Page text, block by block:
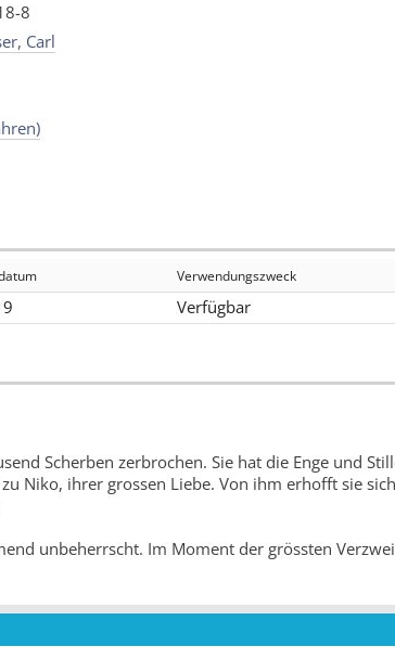
8
Carl
Verwendungszweck
Verfügbar
Scherben zerbrochen. Sie hat die Enge und
Niko, ihrer grossen Liebe. Von ihm erhofft sie
unbeherrscht. Im Moment der grössten
poetischer Kraft schildert Julya Rabinowich die